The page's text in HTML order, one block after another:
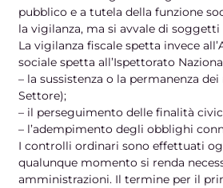
pubblico e a tutela della funzione
la vigilanza, ma si avvale di
La vigilanza fiscale spetta invece
sociale spetta all’Ispettorato
– la sussistenza o la permanenza
Settore);
– il perseguimento delle finalità
– l’adempimento degli obblighi
I controlli ordinari sono effettuati
qualunque momento si renda
amministrazioni. Il termine per il